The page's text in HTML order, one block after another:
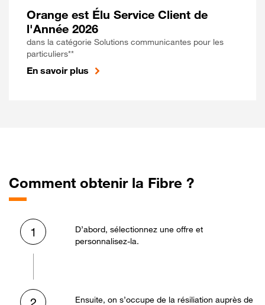
Orange est Élu Service Client de
l'Année 2026
dans la catégorie Solutions communicantes pour les
particuliers**
En savoir plus
Comment obtenir la Fibre ?
1
D’abord, sélectionnez une offre et
personnalisez-la.
Ensuite, on s’occupe de la résiliation auprès de